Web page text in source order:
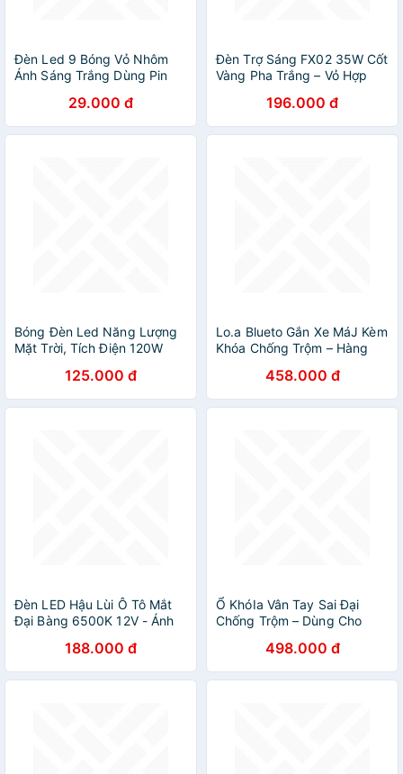
Đèn Led 9 Bóng Vỏ Nhôm
Ánh Sáng Trắng Dùng Pin
29.000 đ
Đèn Trợ Sáng FX02 35W Cốt
Vàng Pha Trắng – Vỏ Hợp
196.000 đ
Bóng Đèn Led Năng Lượng
Mặt Trời, Tích Điện 120W
125.000 đ
Lo.a Blueto Gắn Xe MáJ Kèm
Khóa Chống Trộm – Hàng
Chất, ĐÈN ỐP TRẦN
458.000 đ
Đèn LED Hậu Lùi Ô Tô Mắt
Đại Bàng 6500K 12V - Ánh
188.000 đ
Ổ KhóIa Vân Tay Sai Đại
Chống Trộm – Dùng Cho
Trời, ĐÈN ỐP TRẦN
498.000 đ